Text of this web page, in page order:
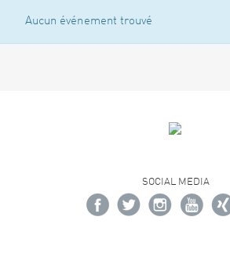
Aucun événement trouvé
SOCIAL MEDIA